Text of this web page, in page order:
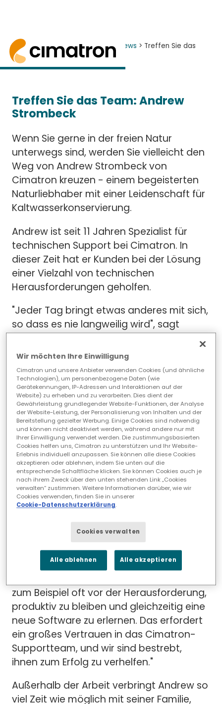
Startseite> News and Events > News > Treffen Sie das
Team: Andrew Strombeck
Treffen Sie das Team: Andrew
Strombeck
Wenn Sie gerne in der freien Natur
unterwegs sind, werden Sie vielleicht den
Weg von Andrew Strombeck von
Cimatron kreuzen - einem begeisterten
Naturliebhaber mit einer Leidenschaft für
Kaltwasserkonservierung.
Andrew ist seit 11 Jahren Spezialist für
technischen Support bei Cimatron. In
dieser Zeit hat er Kunden bei der Lösung
einer Vielzahl von technischen
Herausforderungen geholfen.
"Jeder Tag bringt etwas anderes mit sich,
so dass es nie langweilig wird", sagt
Andrew. "Beim technischen Support geht
es darum, den Kunden zu helfen, sowohl
die Software als auch die Werkzeuge zu
verstehen, die sie benötigen, um
auftretende Probleme zu lösen."
Andrew wechselte in seine Supportrolle,
nachdem er in der Fertigungsindustrie
gearbeitet hatte, und seine Erfahrung als
ehemaliger Cimatron-Benutzer gibt ihm
eine wertvolle Perspektive. Dieser
praktische Hintergrund hilft ihm zu
verstehen, wie wichtig ein zuverlässiges
"In meiner Rolle geht es ebenso sehr um
den Kontakt mit Menschen wie um die
Vermittlung der technischen Seite der
zum Beispiel oft vor der Herausforderung,
produktiv zu bleiben und gleichzeitig eine
neue Software zu erlernen. Das erfordert
ein großes Vertrauen in das Cimatron-
Supportteam, und wir sind bestrebt,
ihnen zum Erfolg zu verhelfen."
Außerhalb der Arbeit verbringt Andrew so
viel Zeit wie möglich mit seiner Familie,
Wir möchten Ihre Einwilligung
Cimatron und unsere Anbieter verwenden Cookies (und ähnliche
Technologien), um personenbezogene Daten (wie
Gerätekennungen, IP-Adressen und Interaktionen auf der
Website) zu erheben und zu verarbeiten. Dies dient der
Gewährleistung grundlegender Website-Funktionen, der Analyse
der Website-Leistung, der Personalisierung von Inhalten und der
Bereitstellung gezielter Werbung. Einige Cookies sind notwendig
und können nicht deaktiviert werden, während andere nur mit
Ihrer Einwilligung verwendet werden. Die zustimmungsbasierten
Cookies helfen uns, Cimatron zu unterstützen und Ihr Website-
Erlebnis individuell anzupassen. Sie können alle diese Cookies
akzeptieren oder ablehnen, indem Sie unten auf die
entsprechende Schaltfläche klicken. Sie können Cookies auch je
nach ihrem Zweck über den unten stehenden Link „Cookies
verwalten“ zustimmen. Weitere Informationen darüber, wie wir
Cookies verwenden, finden Sie in unserer
Cookie-Datenschutzerklärung.
Cookies verwalten
Alle ablehnen Alle akzeptieren